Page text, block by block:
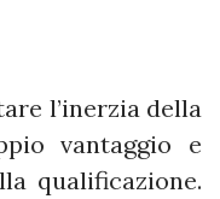
l’inerzia della
vantaggio e
qualificazione.